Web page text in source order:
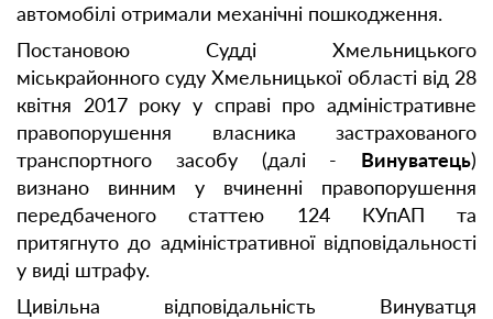
автомобілі отримали механічні пошкодження.
Постановою Судді Хмельницького
міськрайонного суду Хмельницької області від 28
квітня 2017 року у справі про адміністративне
правопорушення власника застрахованого
транспортного засобу (далі - Винуватець)
визнано винним у вчиненні правопорушення
передбаченого статтею 124 КУпАП та
притягнуто до адміністративної відповідальності
у виді штрафу.
Цивільна відповідальність Винуватця